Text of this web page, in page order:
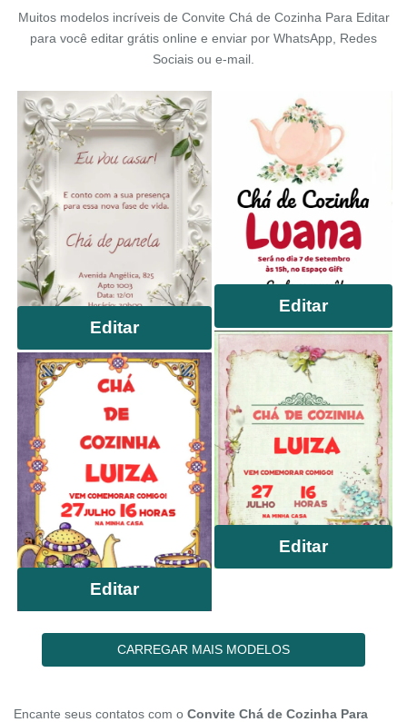
Muitos modelos incríveis de Convite Chá de Cozinha Para Editar
para você editar grátis online e enviar por WhatsApp, Redes
Sociais ou e-mail.
Editar
Editar
Editar
Editar
CARREGAR MAIS MODELOS
Encante seus contatos com o Convite Chá de Cozinha Para